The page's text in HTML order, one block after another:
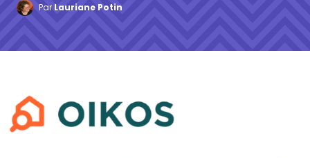
ParLauriane Potin